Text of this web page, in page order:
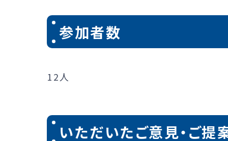
参加者数
12人
いただいたご意見・ご提